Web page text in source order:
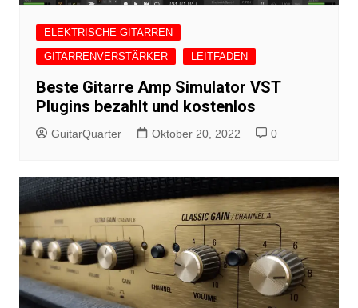
ELEKTRISCHE GITARREN
GITARRENVERSTÄRKER
LEITFADEN
Beste Gitarre Amp Simulator VST
Plugins bezahlt und kostenlos
GuitarQuarter Oktober 20, 2022 0